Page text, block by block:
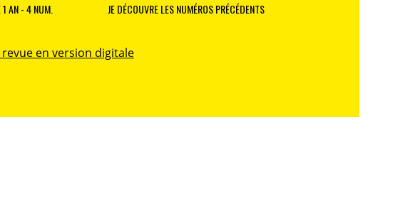
1 AN - 4 NUM. JE DÉCOUVRE LES NUMÉROS PRÉCÉDENTS
en version digitale